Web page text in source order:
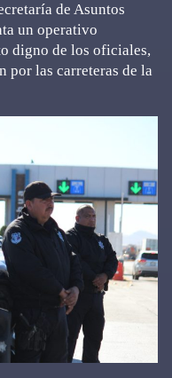
de Asuntos
un operativo
digno de los oficiales,
por las carreteras de la